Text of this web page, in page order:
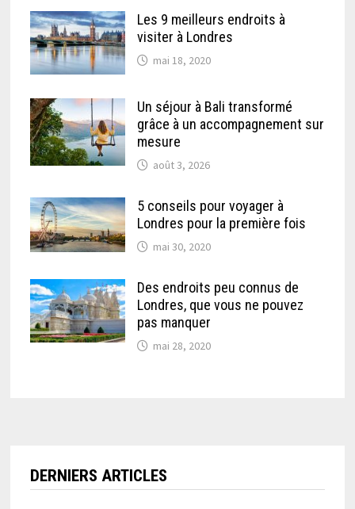
Les 9 meilleurs endroits à
visiter à Londres
mai 18, 2020
Un séjour à Bali transformé
grâce à un accompagnement sur
mesure
août 3, 2026
5 conseils pour voyager à
Londres pour la première fois
mai 30, 2020
Des endroits peu connus de
Londres, que vous ne pouvez
pas manquer
mai 28, 2020
DERNIERS ARTICLES